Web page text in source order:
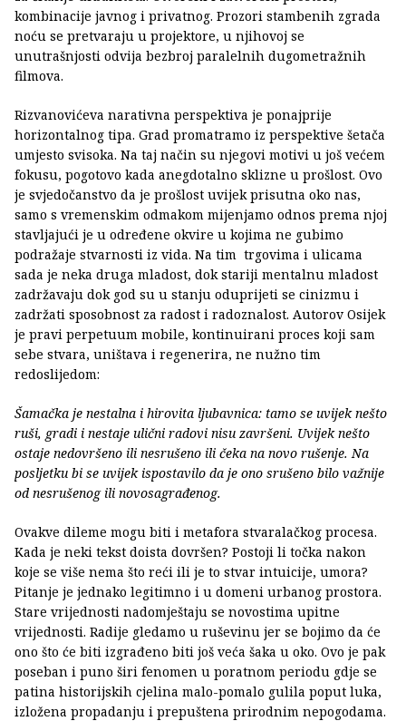
kombinacije javnog i privatnog. Prozori stambenih zgrada
noću se pretvaraju u projektore, u njihovoj se
unutrašnjosti odvija bezbroj paralelnih dugometražnih
filmova.
Rizvanovićeva narativna perspektiva je ponajprije
horizontalnog tipa. Grad promatramo iz perspektive šetača
umjesto svisoka. Na taj način su njegovi motivi u još većem
fokusu, pogotovo kada anegdotalno sklizne u prošlost. Ovo
je svjedočanstvo da je prošlost uvijek prisutna oko nas,
samo s vremenskim odmakom mijenjamo odnos prema njoj
stavljajući je u određene okvire u kojima ne gubimo
podražaje stvarnosti iz vida. Na tim trgovima i ulicama
sada je neka druga mladost, dok stariji mentalnu mladost
zadržavaju dok god su u stanju oduprijeti se cinizmu i
zadržati sposobnost za radost i radoznalost. Autorov Osijek
je pravi perpetuum mobile, kontinuirani proces koji sam
sebe stvara, uništava i regenerira, ne nužno tim
redoslijedom:
Šamačka je nestalna i hirovita ljubavnica: tamo se uvijek nešto
ruši, gradi i nestaje ulični radovi nisu završeni. Uvijek nešto
ostaje nedovršeno ili nesrušeno ili čeka na novo rušenje. Na
posljetku bi se uvijek ispostavilo da je ono srušeno bilo važnije
od nesrušenog ili novosagrađenog.
Ovakve dileme mogu biti i metafora stvaralačkog procesa.
Kada je neki tekst doista dovršen? Postoji li točka nakon
koje se više nema što reći ili je to stvar intuicije, umora?
Pitanje je jednako legitimno i u domeni urbanog prostora.
Stare vrijednosti nadomještaju se novostima upitne
vrijednosti. Radije gledamo u ruševinu jer se bojimo da će
ono što će biti izgrađeno biti još veća šaka u oko. Ovo je pak
poseban i puno širi fenomen u poratnom periodu gdje se
patina historijskih cjelina malo-pomalo gulila poput luka,
izložena propadanju i prepuštena prirodnim nepogodama.